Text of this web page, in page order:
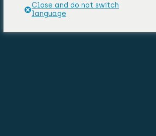
Close and do not switch
language